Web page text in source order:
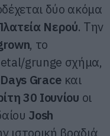
δύο ακόμα
Νερού. Την
, το
grunge σχήμα,
Grace και
30 Ιουνίου οι
Josh
ιστορική βραδιά